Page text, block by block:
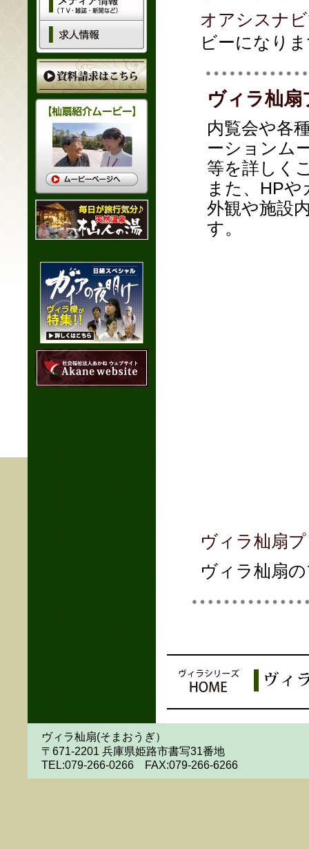
オアシスナビ
ビーになり
ヴィラ杣
内覧会や各
ーションム
等を詳しく
また、HP
外観や施設
す。
ヴィラ杣扇
ヴィラ杣扇
ヴィラ杣扇(そまおうぎ）
〒671-2201 兵庫県姫路市書写31番地
TEL:079-266-0266 FAX:079-266-6266